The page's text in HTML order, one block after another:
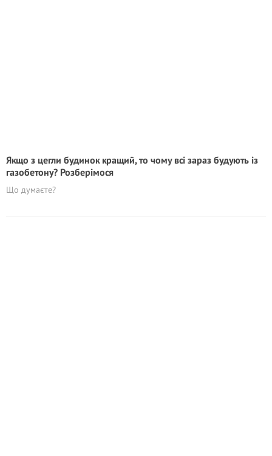
Якщо з цегли будинок кращий, то чому всі зараз будують із
газобетону? Розберімося
Що думаєте?